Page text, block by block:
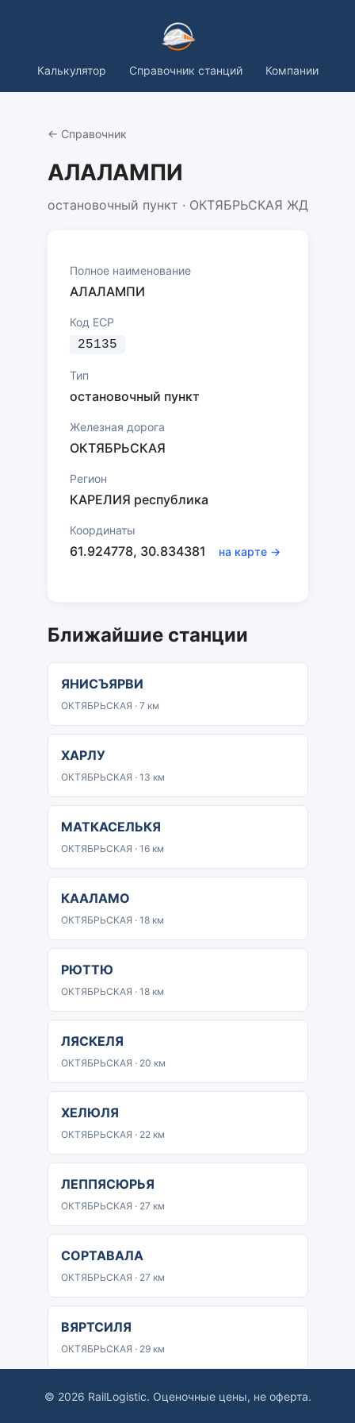
Калькулятор Справочник станций Компании
← Справочник
АЛАЛАМПИ
остановочный пункт · ОКТЯБРЬСКАЯ ЖД
Полное наименование
АЛАЛАМПИ
Код ЕСР
25135
Тип
остановочный пункт
Железная дорога
ОКТЯБРЬСКАЯ
Регион
КАРЕЛИЯ республика
Координаты
61.924778, 30.834381 на карте →
Ближайшие станции
ЯНИСЪЯРВИ
ОКТЯБРЬСКАЯ · 7 км
ХАРЛУ
ОКТЯБРЬСКАЯ · 13 км
МАТКАСЕЛЬКЯ
ОКТЯБРЬСКАЯ · 16 км
КААЛАМО
ОКТЯБРЬСКАЯ · 18 км
РЮТТЮ
ОКТЯБРЬСКАЯ · 18 км
ЛЯСКЕЛЯ
ОКТЯБРЬСКАЯ · 20 км
ХЕЛЮЛЯ
ОКТЯБРЬСКАЯ · 22 км
ЛЕППЯСЮРЬЯ
ОКТЯБРЬСКАЯ · 27 км
СОРТАВАЛА
ОКТЯБРЬСКАЯ · 27 км
ВЯРТСИЛЯ
ОКТЯБРЬСКАЯ · 29 км
© 2026 RailLogistic. Оценочные цены, не оферта.